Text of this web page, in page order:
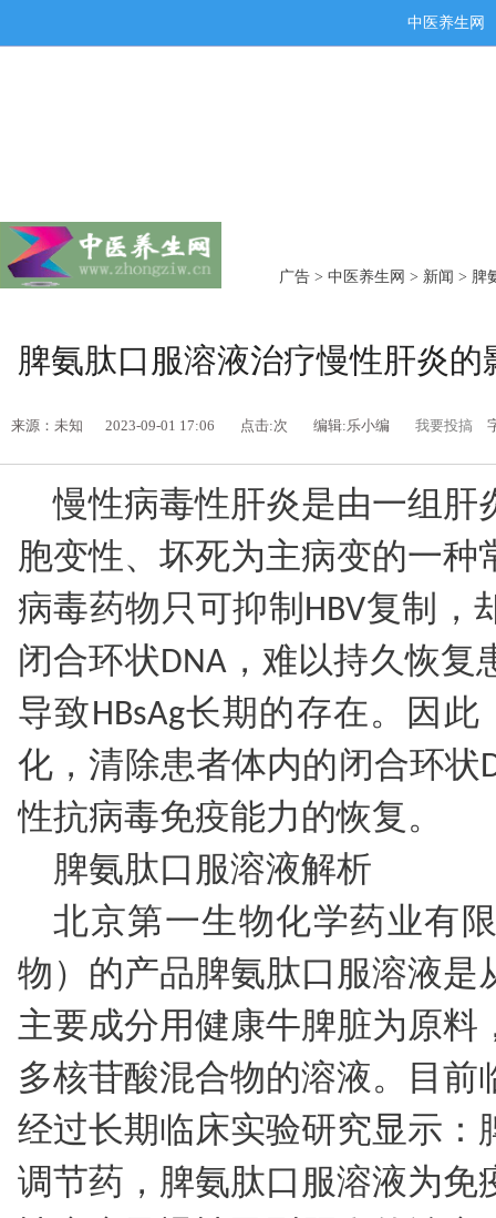
中医养生网
广告 > 中医养生网 > 新闻 > 脾
脾氨肽口服溶液治疗慢性肝炎的
来源：未知 2023-09-01 17:06 点击:次 编辑:乐小编 我要投搞
慢性病毒性肝炎是由一组肝
胞变性、坏死为主病变的一种
病毒药物只可抑制HBV复制，
闭合环状DNA，难以持久恢
导致HBsAg长期的存在。因此
化，清除患者体内的闭合环状
性抗病毒免疫能力的恢复。
脾氨肽口服溶液解析
北京第一生物化学药业有
物）的产品脾氨肽口服溶液是
主要成分用健康牛脾脏为原料
多核苷酸混合物的溶液。目前
经过长期临床实验研究显示：
调节药，脾氨肽口服溶液为免